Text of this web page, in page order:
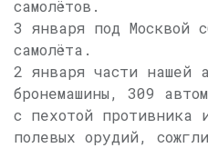
самолётов.
3 января под Москвой
самолёта.
2 января части нашей
бронемашины, 309
с пехотой противника
полевых орудий,